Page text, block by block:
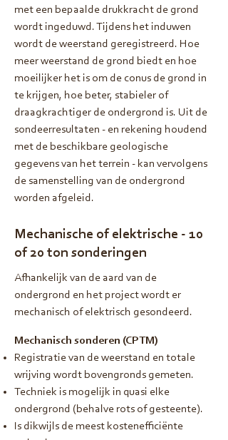
met een bepaalde drukkracht de grond
wordt ingeduwd. Tijdens het induwen
wordt de weerstand geregistreerd. Hoe
meer weerstand de grond biedt en hoe
moeilijker het is om de conus de grond in
te krijgen, hoe beter, stabieler of
draagkrachtiger de ondergrond is. Uit de
sondeerresultaten - en rekening houdend
met de beschikbare geologische
gegevens van het terrein - kan vervolgens
de samenstelling van de ondergrond
worden afgeleid.
Mechanische of elektrische - 10
of 20 ton sonderingen
Afhankelijk van de aard van de
ondergrond en het project wordt er
mechanisch of elektrisch gesondeerd.
Mechanisch sonderen (CPTM)
Registratie van de weerstand en totale
wrijving wordt bovengronds gemeten.
Techniek is mogelijk in quasi elke
ondergrond (behalve rots of gesteente).
Is dikwijls de meest kostenefficiënte